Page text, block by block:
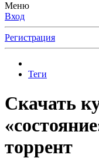
Меню
Вход
Регистрация
Теги
Скачать
торрент